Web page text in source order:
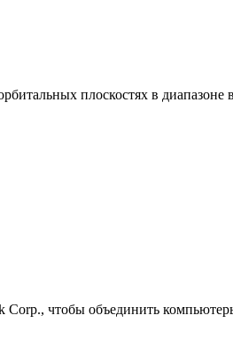
плоскостях в диапазоне
чтобы объединить